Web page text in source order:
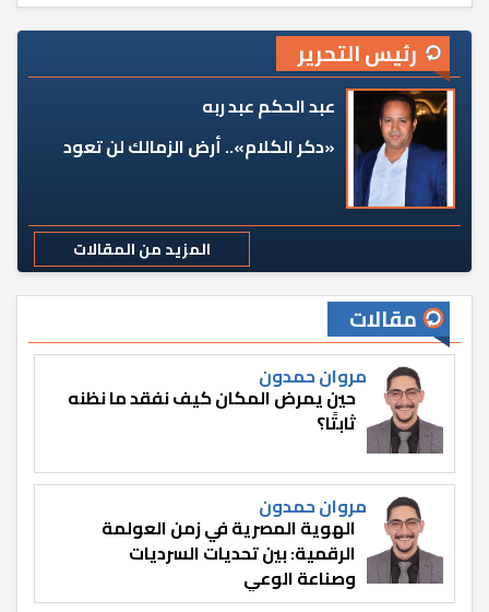
رئيس التحرير
عبد الحكم عبد ربه
«دكر الكلام».. أرض الزمالك لن تعود
المزيد من المقالات
مقالات
مروان حمدون
حين يمرض المكان كيف نفقد ما نظنه
ثابتًا؟
مروان حمدون
الهوية المصرية في زمن العولمة
الرقمية: بين تحديات السرديات
وصناعة الوعي